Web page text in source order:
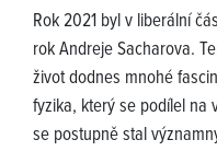
Rok 2021 byl v liberální
rok Andreje Sacharova.
život dodnes mnohé
fyzika, který se podílel na
se postupně stal